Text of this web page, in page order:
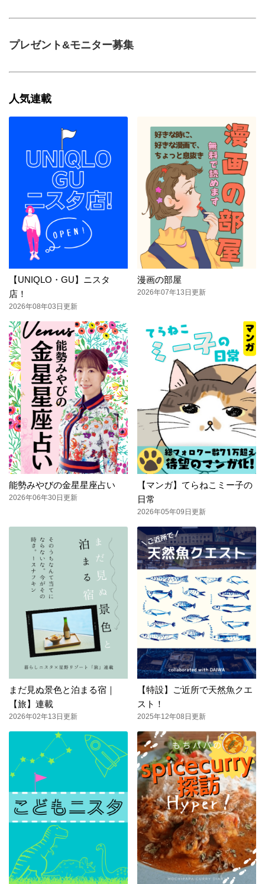
プレゼント&モニター募集
人気連載
【UNIQLO・GU】ニスタ
店！
2026年08年03日更新
漫画の部屋
2026年07年13日更新
能勢みやびの金星星座占い
2026年06年30日更新
【マンガ】てらねこミー子の
日常
2026年05年09日更新
まだ見ぬ景色と泊まる宿｜
【旅】連載
2026年02年13日更新
【特設】ご近所で天然魚クエ
スト！
2025年12年08日更新